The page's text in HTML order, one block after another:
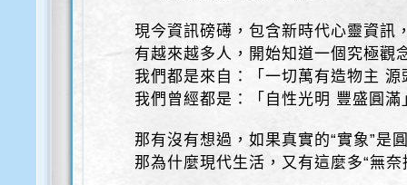
現今資訊磅礡，包含新時代心靈資訊
有越來越多人，開始知道一個究極觀
我們都是來自：「一切萬有造物主 源
我們曾經都是：「自性光明 豐盛圓滿
那有沒有想過，如果真實的“實象”是
那為什麼現代生活，又有這麼多“無奈